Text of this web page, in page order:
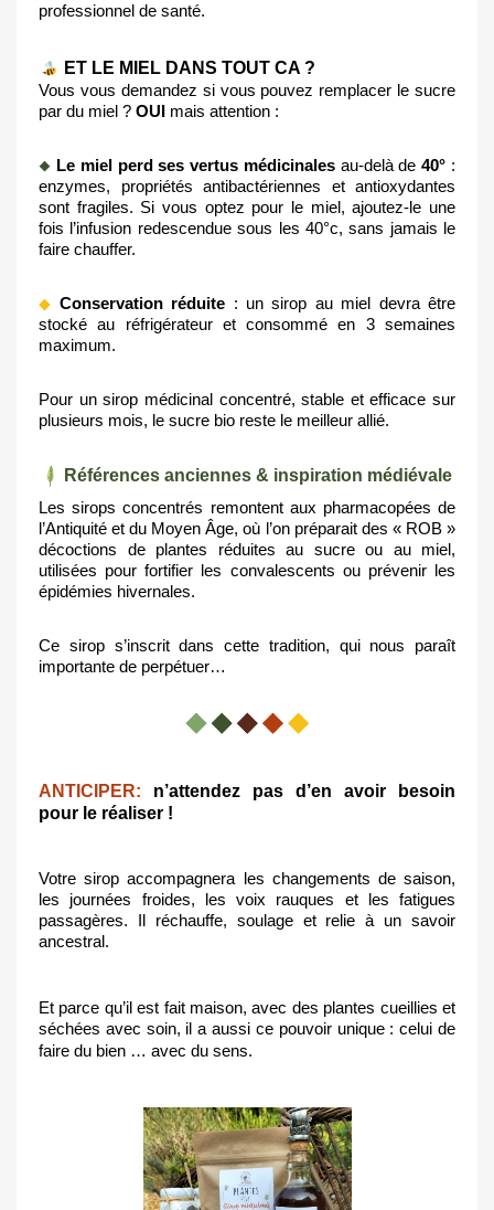
professionnel de santé.
ET LE MIEL DANS TOUT CA ?
Vous vous demandez si vous pouvez remplacer le sucre
par du miel ? OUI mais attention :
Le miel perd ses vertus médicinales au-delà de 40° :
enzymes, propriétés antibactériennes et antioxydantes
sont fragiles. Si vous optez pour le miel, ajoutez-le une
fois l’infusion redescendue sous les 40°c, sans jamais le
faire chauffer.
Conservation réduite : un sirop au miel devra être
stocké au réfrigérateur et consommé en 3 semaines
maximum.
Pour un sirop médicinal concentré, stable et efficace sur
plusieurs mois, le sucre bio reste le meilleur allié.
Références anciennes & inspiration médiévale
Les sirops concentrés remontent aux pharmacopées de
l’Antiquité et du Moyen Âge, où l’on préparait des « ROB »
décoctions de plantes réduites au sucre ou au miel,
utilisées pour fortifier les convalescents ou prévenir les
épidémies hivernales.
Ce sirop s’inscrit dans cette tradition, qui nous paraît
importante de perpétuer…
ANTICIPER: n’attendez pas d’en avoir besoin
pour le réaliser !
Votre sirop accompagnera les changements de saison,
les journées froides, les voix rauques et les fatigues
passagères. Il réchauffe, soulage et relie à un savoir
ancestral.
Et parce qu’il est fait maison, avec des plantes cueillies et
séchées avec soin, il a aussi ce pouvoir unique : celui de
faire du bien … avec du sens.